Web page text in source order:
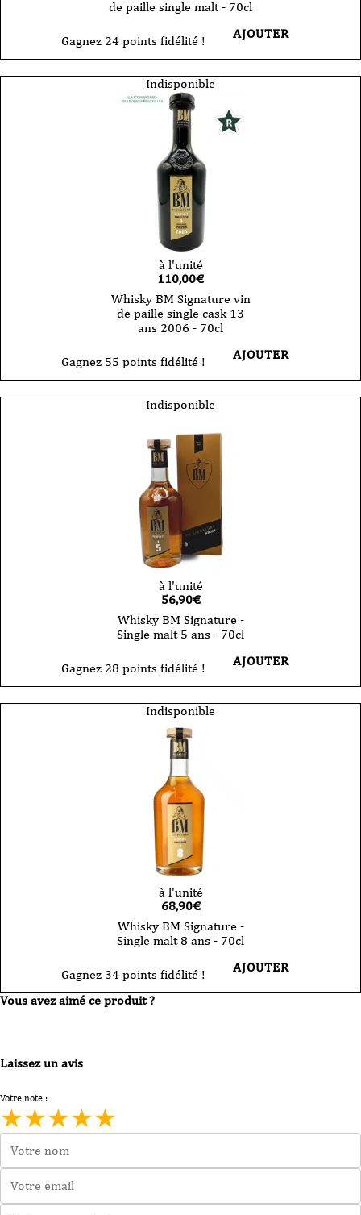
de paille single malt - 70cl
Gagnez 24 points fidélité ! AJOUTER
Indisponible
à l'unité
110,00€
Whisky BM Signature vin
de paille single cask 13
ans 2006 - 70cl
Gagnez 55 points fidélité ! AJOUTER
Indisponible
à l'unité
56,90€
Whisky BM Signature -
Single malt 5 ans - 70cl
Gagnez 28 points fidélité ! AJOUTER
Indisponible
à l'unité
68,90€
Whisky BM Signature -
Single malt 8 ans - 70cl
Gagnez 34 points fidélité ! AJOUTER
Vous avez aimé ce produit ?
Laissez un avis
Votre note :
★★★★★